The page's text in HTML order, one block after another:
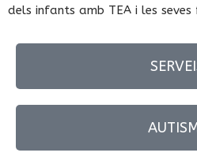
dels infants amb TEA i les seves